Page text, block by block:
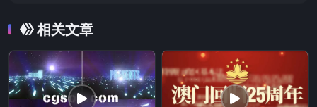
相关文章